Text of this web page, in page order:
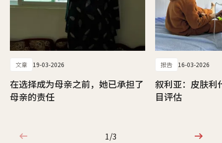
文章 19-03-2026
在选择成为母亲之前，她已承担了
母亲的责任
报告 16-03-2026
叙利亚：皮肤利
目评估
1/3